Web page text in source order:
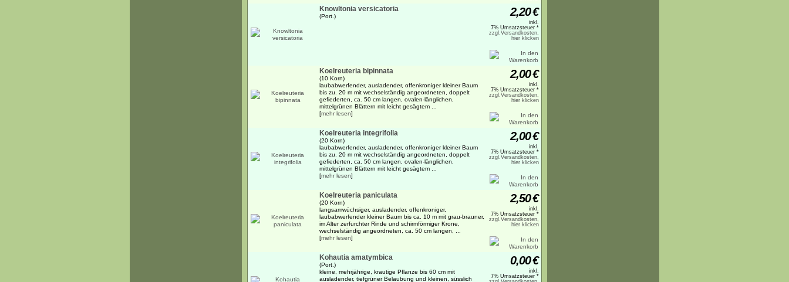
Knowltonia versicatoria
(Port.) 2,20€
inkl.
7% Umsatzsteuer *
zzgl.Versandkosten,
hier klicken
Koelreuteria bipinnata
(10 Korn)
laubabwerfender, ausladender, offenkroniger kleiner Baum
bis zu. 20 m mit wechselständig angeordneten, doppelt
gefiederten, ca. 50 cm langen, ovalen-länglichen,
mittelgrünen Blättern mit leicht gesägtem ...
[mehr lesen]
2,00€
inkl.
7% Umsatzsteuer *
zzgl.Versandkosten,
hier klicken
Koelreuteria integrifolia
(20 Korn)
laubabwerfender, ausladender, offenkroniger kleiner Baum
bis zu. 20 m mit wechselständig angeordneten, doppelt
gefiederten, ca. 50 cm langen, ovalen-länglichen,
mittelgrünen Blättern mit leicht gesägtem ...
[mehr lesen]
2,00€
inkl.
7% Umsatzsteuer *
zzgl.Versandkosten,
hier klicken
Koelreuteria paniculata
(20 Korn)
langsamwüchsiger, ausladender, offenkroniger,
laubabwerfender kleiner Baum bis ca. 10 m mit grau-brauner,
im Alter zerfurchter Rinde und schirmförmiger Krone,
wechselständig angeordneten, ca. 50 cm langen, ...
[mehr lesen]
2,50€
inkl.
7% Umsatzsteuer *
zzgl.Versandkosten,
hier klicken
Kohautia amatymbica
(Port.)
kleine, mehrjährige, krautige Pflanze bis 60 cm mit
ausladender, tiefgrüner Belaubung und kleinen, süsslich
0,00€
inkl.
7% Umsatzsteuer *